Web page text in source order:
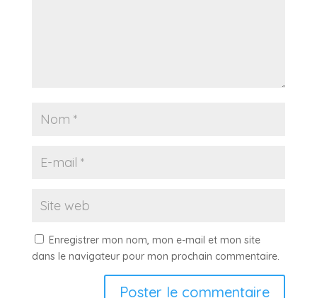
Enregistrer mon nom, mon e-mail et mon site
dans le navigateur pour mon prochain commentaire.